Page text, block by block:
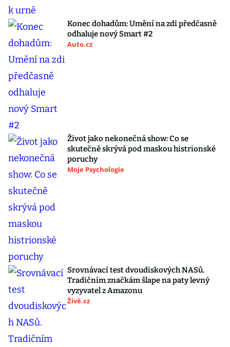
Konec dohadům: Umění na zdi předčasně
odhaluje nový Smart #2
Auto.cz
Život jako nekonečná show: Co se
skutečně skrývá pod maskou histrionské
poruchy
Moje Psychologie
Srovnávací test dvoudiskových NASů.
Tradičním značkám šlape na paty levný
vyzyvatel z Amazonu
Živě.cz